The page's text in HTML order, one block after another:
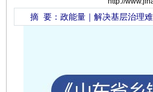
摘 要：政能量｜解决基层治理